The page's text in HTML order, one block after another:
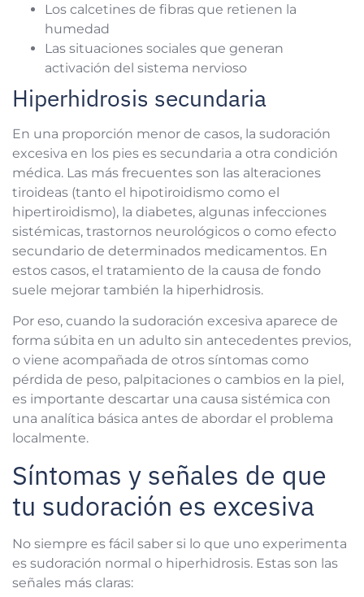
Los calcetines de fibras que retienen la
humedad
Las situaciones sociales que generan
activación del sistema nervioso
Hiperhidrosis secundaria
En una proporción menor de casos, la sudoración
excesiva en los pies es secundaria a otra condición
médica. Las más frecuentes son las alteraciones
tiroideas (tanto el hipotiroidismo como el
hipertiroidismo), la diabetes, algunas infecciones
sistémicas, trastornos neurológicos o como efecto
secundario de determinados medicamentos. En
estos casos, el tratamiento de la causa de fondo
suele mejorar también la hiperhidrosis.
Por eso, cuando la sudoración excesiva aparece de
forma súbita en un adulto sin antecedentes previos,
o viene acompañada de otros síntomas como
pérdida de peso, palpitaciones o cambios en la piel,
es importante descartar una causa sistémica con
una analítica básica antes de abordar el problema
localmente.
Síntomas y señales de que
tu sudoración es excesiva
No siempre es fácil saber si lo que uno experimenta
es sudoración normal o hiperhidrosis. Estas son las
señales más claras: